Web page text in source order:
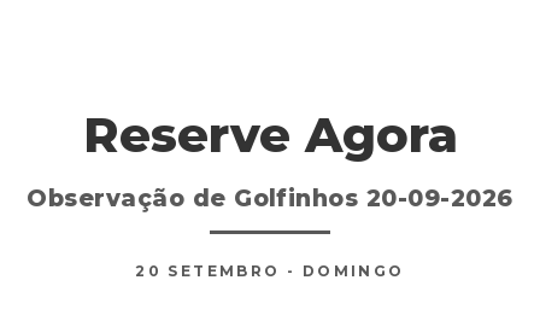
Reserve Agora
Observação de Golfinhos 20-09-2026
20 SETEMBRO - DOMINGO